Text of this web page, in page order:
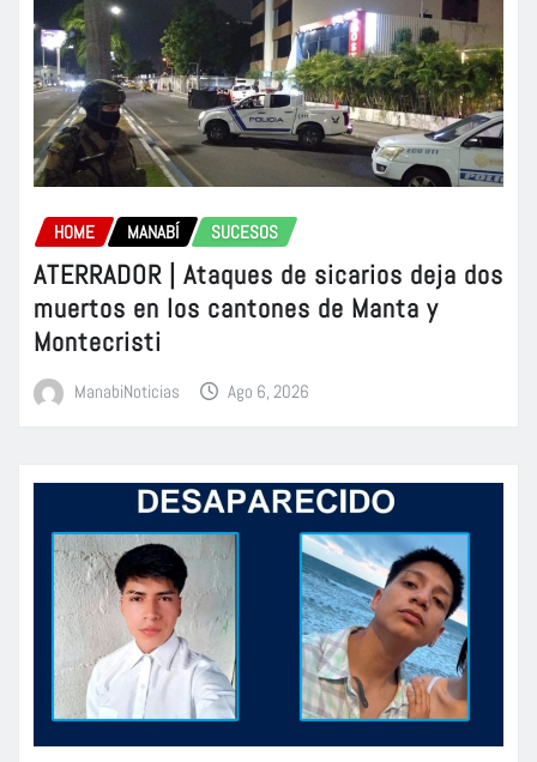
HOME MANABÍ SUCESOS
ATERRADOR | Ataques de sicarios deja dos
muertos en los cantones de Manta y
Montecristi
ManabiNoticias Ago 6, 2026